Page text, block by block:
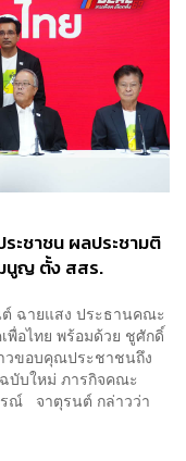
ะชาชน ผลประชามติ
นูญ ตั้ง สสร.
ฉายแสง ประธานคณะ
พื่อไทย พร้อมด้วย ชูศักดิ์
วขอบคุณประชาชนถึง
บับใหม่ ภารกิจคณะ
รณ์ จาตุรนต์ กล่าวว่า